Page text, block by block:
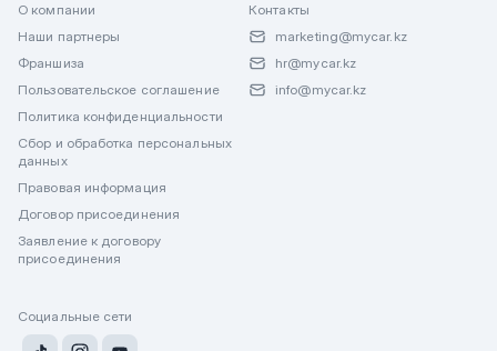
О компании
Наши партнеры
Франшиза
Пользовательское соглашение
Политика конфиденциальности
Сбор и обработка персональных
данных
Правовая информация
Договор присоединения
Заявление к договору
присоединения
Контакты
marketing@mycar.kz
hr@mycar.kz
info@mycar.kz
Социальные сети